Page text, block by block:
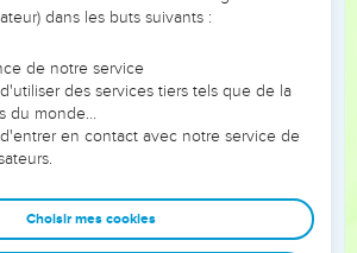
Mais on voit moins les doutes, les erreurs
qu'ils ont traversés, alors même que ce
elles qui les ont façonnés.
leaders, entrepreneurs, et responsables
plus de sagesse afin que leurs erreurs
Que vous guidiez un ministère, une
dans les buts suivants :
de notre service
des services tiers tels que de la
du monde…
en contact avec notre service de
Choisir mes cookies